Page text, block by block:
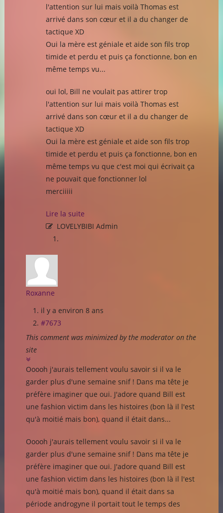
l'attention sur lui mais voilà Thomas est
arrivé dans son cœur et il a du changer de
tactique XD
Oui la mère est géniale et aide son fils trop
timide et perdu et puis ça fonctionne, bon en
même temps vu...
oui lol, Bill ne voulait pas attirer trop
l'attention sur lui mais voilà Thomas est
arrivé dans son cœur et il a du changer de
tactique XD
Oui la mère est géniale et aide son fils trop
timide et perdu et puis ça fonctionne, bon en
même temps vu que c'est moi qui écrivait ça
ne pouvait que fonctionner lol
merciiiii
Lire la suite
LOVELYBIBI Admin
Roxanne
il y a environ 8 ans
#7673
This comment was minimized by the moderator on the
site
Ooooh j'aurais tellement voulu savoir si il va le
garder plus d'une semaine snif ! Dans ma tête je
préfère imaginer que oui. J'adore quand Bill est
une fashion victim dans les histoires (bon là il l'est
qu'à moitié mais bon), quand il était dans...
Ooooh j'aurais tellement voulu savoir si il va le
garder plus d'une semaine snif ! Dans ma tête je
préfère imaginer que oui. J'adore quand Bill est
une fashion victim dans les histoires (bon là il l'est
qu'à moitié mais bon), quand il était dans sa
période androgyne il portait tout le temps des